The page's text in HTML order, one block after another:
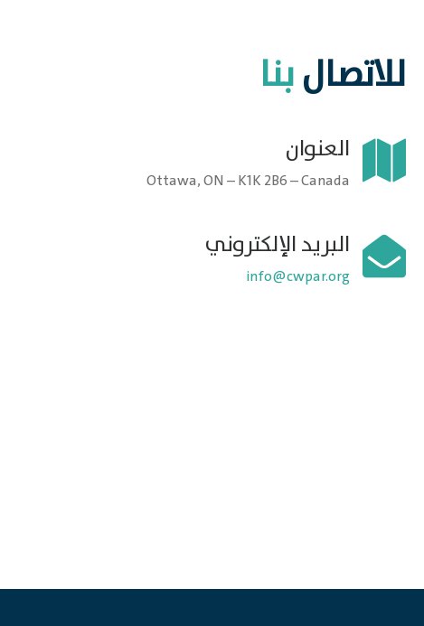
للاتصالبنا
العنوان
Ottawa, ON – K1K 2B6 – Canada
البريد الإلكتروني
info@cwpar.org